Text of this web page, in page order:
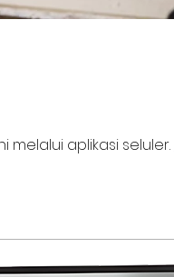
aplikasi seluler.